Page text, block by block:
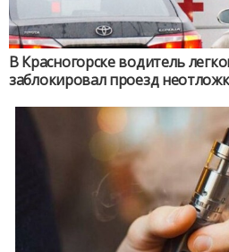
В Красногорске водитель легкового авто
заблокировал проезд